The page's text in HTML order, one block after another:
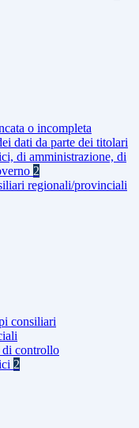
o incompleta
dati da parte dei titolari
di amministrazione, di
2
regionali/provinciali
consiliari
controllo
2